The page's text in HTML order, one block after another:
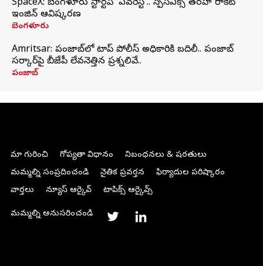
SpaceX: బెంగళూరు స్టార్టప్‌ 'ఎవరెస్ట్'.. స్పేస్‌ఎక్స్ తరహా రాకెట్‌
ఇంజిన్‌ ఆవిష్కరణ
బెంగళూరు
Amritsar: పంజాబ్‌లో టాప్ పోలీస్ అధికారికి బదిలీ.. పంజాబ్
సర్కార్‌పై బీజేపీ లేవనెత్తిన ప్రశ్నలివే..
పంజాబ్
మా గురించి గోప్యతా విధానం
నిబంధనలు & షరతులు
మమ్మల్ని సంప్రదించండి
నైతిక ప్రవర్తన
ఫిర్యాదుల పరిష్కారం
వార్తలు
న్యూస్ ఆర్కైవ్ టాపిక్స్ ఆర్కైవ్స్
మమ్మల్ని అనుసరించండి